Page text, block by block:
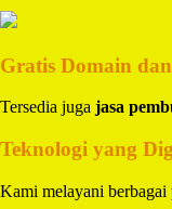
Gratis Domain
Tersedia juga jasa
Teknologi yang
Kami melayani berbagai